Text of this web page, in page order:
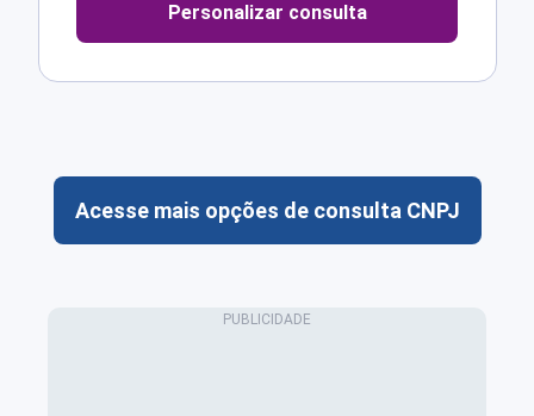
Personalizar consulta
Acesse mais opções de consulta CNPJ